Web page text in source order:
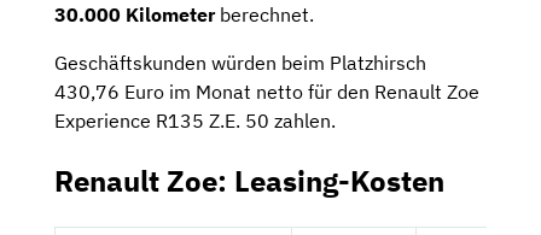
30.000 Kilometerberechnet.
Geschäftskunden würden beim Platzhirsch
430,76 Euro im Monat netto für den Renault Zoe
Experience R135 Z.E. 50 zahlen.
Renault Zoe: Leasing-Kosten